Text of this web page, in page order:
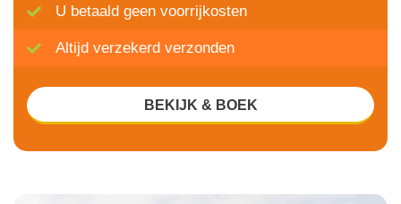
U betaald geen voorrijkosten
Altijd verzekerd verzonden
BEKIJK & BOEK